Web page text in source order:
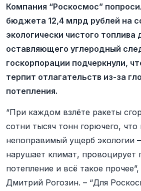
Компания “Роскосмос”
бюджета 12,4 млрд рублей на
экологически чистого топлива
оставляющего углеродный
госкорпорации подчеркнули,
терпит отлагательств из-за
потепления.
“При каждом взлёте ракеты
сотни тысяч тонн горючего, что
непоправимый ущерб экологии
нарушает климат, провоцирует
потепление и всё такое прочее”,
Дмитрий Рогозин. – “Для